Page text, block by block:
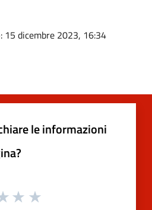
: 15 dicembre 2023, 16:34
le informazioni